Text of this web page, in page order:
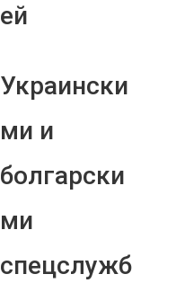
ей
Украински
ми и
болгарски
ми
спецслужб